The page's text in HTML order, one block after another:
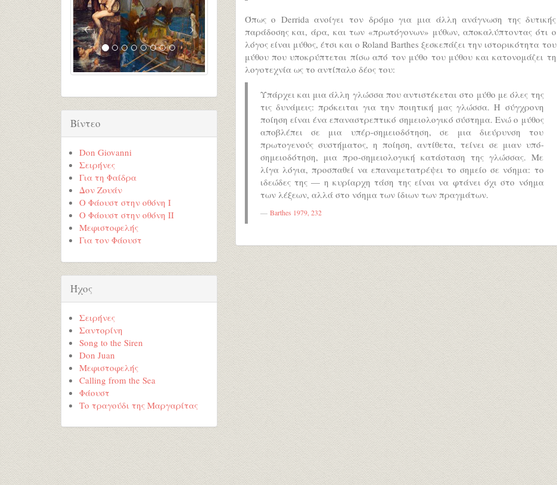
Όπως ο Derrida ανοίγει τον δρόμο για μια άλλη ανάγνωση της δυτικής
παράδοσης και, άρα, και των «πρωτόγονων» μύθων, αποκαλύπτοντας ότι ο
λόγος είναι μύθος, έτσι και ο Roland Barthes ξεσκεπάζει την ιστορικότητα του
μύθου που υποκρύπτεται πίσω από τον μύθο του μύθου και κατονομάζει τη
λογοτεχνία ως το αντίπαλο δέος του:
Υπάρχει και μια άλλη γλώσσα που αντιστέκεται στο μύθο με όλες της
τις δυνάμεις: πρόκειται για την ποιητική μας γλώσσα. Η σύγχρονη
ποίηση είναι ένα επαναστρεπτικό σημειολογικό σύστημα. Ενώ ο μύθος
αποβλέπει σε μια υπέρ-σημειοδότηση, σε μια διεύρυνση του
πρωτογενούς συστήματος, η ποίηση, αντίθετα, τείνει σε μιαν υπό-
σημειοδότηση, μια προ-σημειολογική κατάσταση της γλώσσας. Με
λίγα λόγια, προσπαθεί να επαναμετατρέψει το σημείο σε νόημα: το
ιδεώδες της — η κυρίαρχη τάση της είναι να φτάνει όχι στο νόημα
των λέξεων, αλλά στο νόημα των ίδιων των πραγμάτων.
Barthes 1979, 232
Βίντεο
Don Giovanni
Σειρήνες
Για τη Φαίδρα
Δον Ζουάν
Ο Φάουστ στην οθόνη Ι
Ο Φάουστ στην οθόνη ΙI
Μεφιστοφελής
Για τον Φάουστ
Ήχος
Σειρήνες
Σαντορίνη
Song to the Siren
Don Juan
Μεφιστοφελής
Calling from the Sea
Φάουστ
Το τραγούδι της Μαργαρίτας